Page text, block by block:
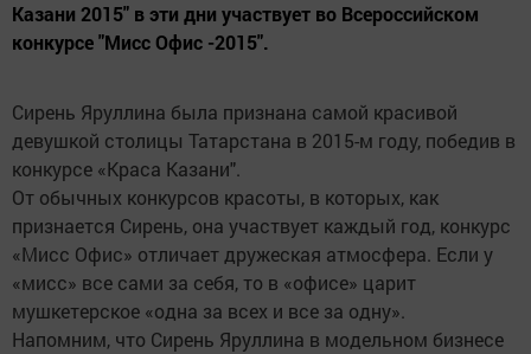
Казани 2015" в эти дни участвует во Всероссийском
конкурсе "Мисс Офис -2015".
Сирень Яруллина была признана самой красивой
девушкой столицы Татарстана в 2015-м году, победив в
конкурсе «Краса Казани".
От обычных конкурсов красоты, в которых, как
признается Сирень, она участвует каждый год, конкурс
«Мисс Офис» отличает дружеская атмосфера. Если у
«мисс» все сами за себя, то в «офисе» царит
мушкетерское «одна за всех и все за одну».
Напомним, что Сирень Яруллина в модельном бизнесе